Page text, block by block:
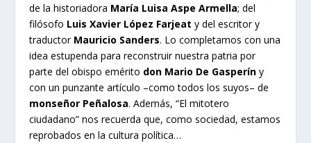
de la historiadora María Luisa Aspe Armella; del
filósofo Luis Xavier López Farjeat y del escritor y
traductor Mauricio Sanders. Lo completamos con una
idea estupenda para reconstruir nuestra patria por
parte del obispo emérito don Mario De Gasperín y
con un punzante artículo –como todos los suyos– de
monseñor Peñalosa. Además, “El mitotero
ciudadano” nos recuerda que, como sociedad, estamos
reprobados en la cultura política…